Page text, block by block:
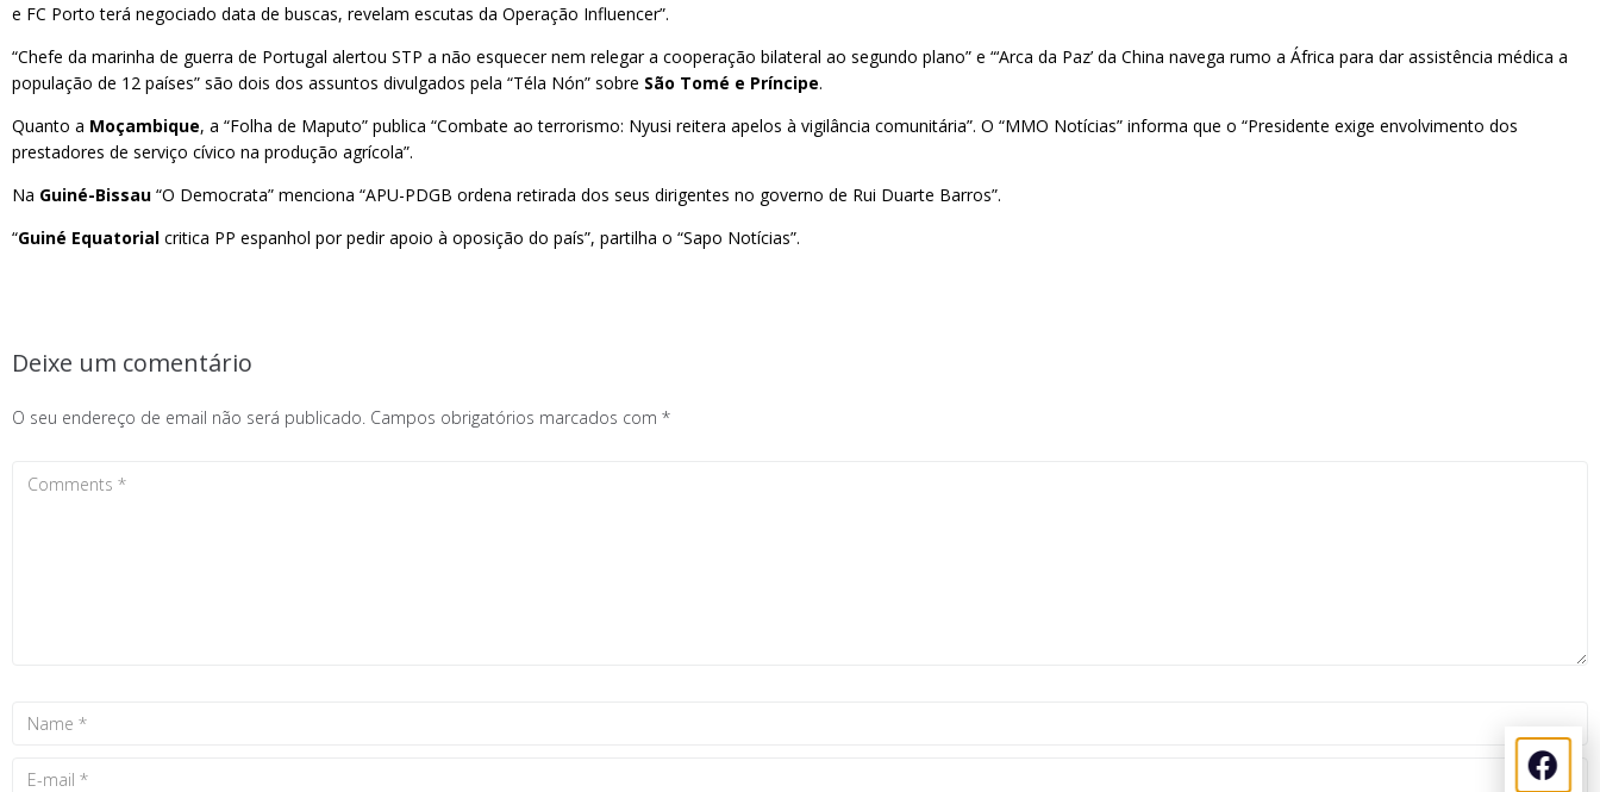
e FC Porto terá negociado data de buscas, revelam escutas da Operação Influencer”.
“Chefe da marinha de guerra de Portugal alertou STP a não esquecer nem relegar a cooperação bilateral ao segundo plano” e “‘Arca da Paz’ da China navega rumo a África para dar assistência médica a
população de 12 países” são dois dos assuntos divulgados pela “Téla Nón” sobre São Tomé e Príncipe.
Quanto a Moçambique, a “Folha de Maputo” publica “Combate ao terrorismo: Nyusi reitera apelos à vigilância comunitária”. O “MMO Notícias” informa que o “Presidente exige envolvimento dos
prestadores de serviço cívico na produção agrícola”.
Na Guiné-Bissau “O Democrata” menciona “APU-PDGB ordena retirada dos seus dirigentes no governo de Rui Duarte Barros”.
“Guiné Equatorial critica PP espanhol por pedir apoio à oposição do país”, partilha o “Sapo Notícias”.
Deixe um comentário
O seu endereço de email não será publicado. Campos obrigatórios marcados com *